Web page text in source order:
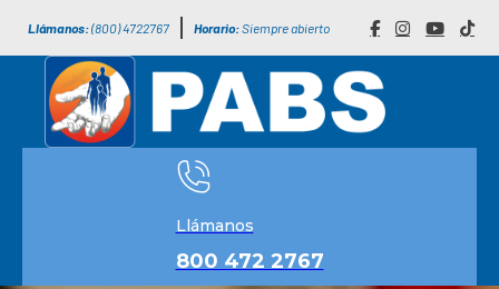
Llámanos:(800) 4722767 Horario:Siempre abierto
Llámanos
800 472 2767